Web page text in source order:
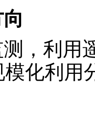
，利用
化利用